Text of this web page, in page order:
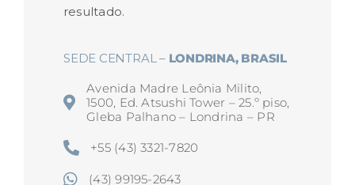
resultado.
SEDE CENTRAL – LONDRINA, BRASIL
Avenida Madre Leônia Milito,
1500, Ed. Atsushi Tower – 25.º piso,
Gleba Palhano – Londrina – PR
+55 (43) 3321-7820
(43) 99195-2643